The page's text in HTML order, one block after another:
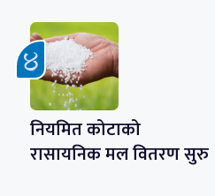
नियमित कोटाको
रासायनिक मल वितरण सुरु